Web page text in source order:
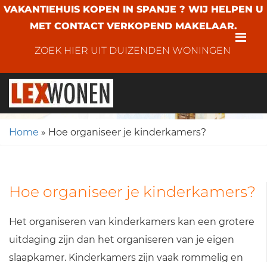
VAKANTIEHUIS KOPEN IN SPANJE ? WIJ HELPEN U
MET CONTACT VERKOPEND MAKELAAR.
ZOEK HIER UIT DUIZENDEN WONINGEN
Home » Hoe organiseer je kinderkamers?
Hoe organiseer je kinderkamers?
Het organiseren van kinderkamers kan een grotere
uitdaging zijn dan het organiseren van je eigen
slaapkamer. Kinderkamers zijn vaak rommelig en